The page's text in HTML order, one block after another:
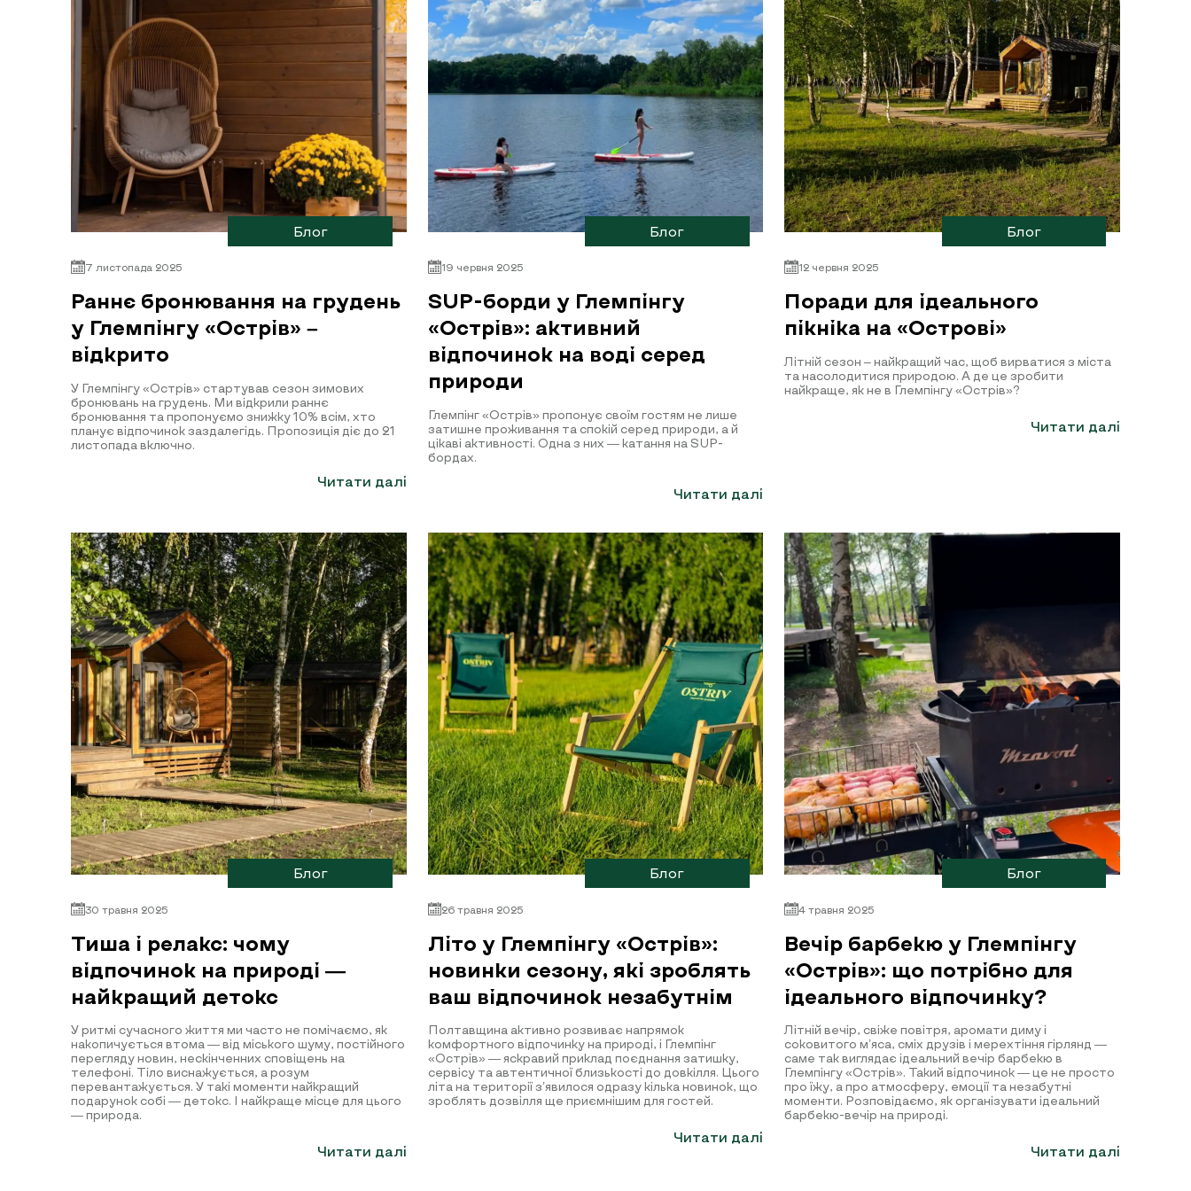
Блог
7 листопада 2025
Раннє бронювання на грудень
у Глемпінгу «Острів» –
відкрито
У Глемпінгу «Острів» стартував сезон зимових
бронювань на грудень. Ми відкрили раннє
бронювання та пропонуємо знижку 10% всім, хто
планує відпочинок заздалегідь. Пропозиція діє до 21
листопада включно.
Читати далі
Блог
19 червня 2025
SUP-борди у Глемпінгу
«Острів»: активний
відпочинок на воді серед
природи
Глемпінг «Острів» пропонує своїм гостям не лише
затишне проживання та спокій серед природи, а й
цікаві активності. Одна з них — катання на SUP-
бордах.
Читати далі
Блог
12 червня 2025
Поради для ідеального
пікніка на «Острові»
Літній сезон – найкращий час, щоб вирватися з міста
та насолодитися природою. А де це зробити
найкраще, як не в Глемпінгу «Острів»?
Читати далі
Блог
30 травня 2025
Тиша і релакс: чому
відпочинок на природі —
найкращий детокс
У ритмі сучасного життя ми часто не помічаємо, як
накопичується втома — від міського шуму, постійного
перегляду новин, нескінченних сповіщень на
телефоні. Тіло виснажується, а розум
перевантажується. У такі моменти найкращий
подарунок собі — детокс. І найкраще місце для цього
— природа.
Читати далі
Блог
26 травня 2025
Літо у Глемпінгу «Острів»:
новинки сезону, які зроблять
ваш відпочинок незабутнім
Полтавщина активно розвиває напрямок
комфортного відпочинку на природі, і Глемпінг
«Острів» — яскравий приклад поєднання затишку,
сервісу та автентичної близькості до довкілля. Цього
літа на території з’явилося одразу кілька новинок, що
зроблять дозвілля ще приємнішим для гостей.
Читати далі
Блог
4 травня 2025
Вечір барбекю у Глемпінгу
«Острів»: що потрібно для
ідеального відпочинку?
Літній вечір, свіже повітря, аромати диму і
соковитого м’яса, сміх друзів і мерехтіння гірлянд —
саме так виглядає ідеальний вечір барбекю в
Глемпінгу «Острів». Такий відпочинок — це не просто
про їжу, а про атмосферу, емоції та незабутні
моменти. Розповідаємо, як організувати ідеальний
барбекю-вечір на природі.
Читати далі